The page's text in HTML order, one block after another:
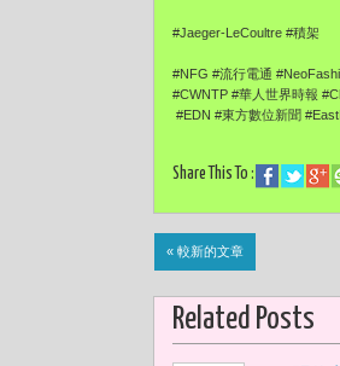
#Jaeger-LeCoultre #積架
#NFG #流行電通
#CWNTP #華人世界時報
#EDN #東方數位新聞
Share This To :
« 較新的文章
Related Posts